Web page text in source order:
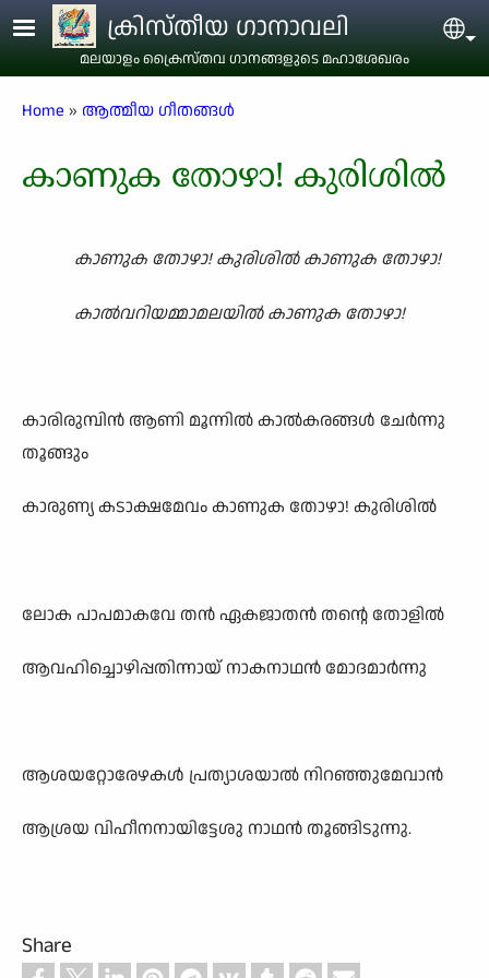
Skip to main contentക്രിസ്തീയ ഗാനാവലി
മലയാളം ക്രൈസ്തവ ഗാനങ്ങളുടെ മഹാശേഖരം
Breadcrumb
Home ആത്മീയ ഗീതങ്ങൾ
കാണുക തോഴാ! കുരിശിൽ
കാണുക തോഴാ! കുരിശിൽ കാണുക തോഴാ!
കാൽവറിയമ്മാമലയിൽ കാണുക തോഴാ!
കാരിരുമ്പിൻ ആണി മൂന്നിൽ കാൽകരങ്ങൾ ചേർന്നു
തൂങ്ങും
കാരുണ്യ കടാക്ഷമേവം കാണുക തോഴാ! കുരിശിൽ
ലോക പാപമാകവേ തൻ ഏകജാതൻ തന്റെ തോളിൽ
ആവഹിച്ചൊഴിപ്പതിന്നായ് നാകനാഥൻ മോദമാർന്നു
ആശയറ്റോരേഴകൾ പ്രത്യാശയാൽ നിറഞ്ഞുമേവാൻ
ആശ്രയ വിഹീനനായിട്ടേശു നാഥൻ തൂങ്ങിടുന്നു.
Share